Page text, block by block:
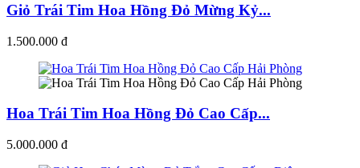
Giỏ Trái Tim Hoa Hồng Đỏ Mừng Kỷ...
1.500.000 đ
Hoa Trái Tim Hoa Hồng Đỏ Cao Cấp...
5.000.000 đ